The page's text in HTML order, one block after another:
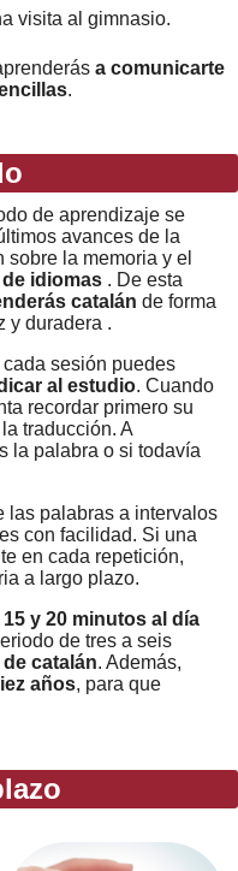
visita al gimnasio.
a comunicarte
.
de aprendizaje se
avances de la
sobre la memoria y el
idiomas . De esta
catalán de forma
y duradera .
sesión puedes
al estudio. Cuando
recordar primero su
traducción. A
la palabra o si todavía
las palabras a intervalos
con facilidad. Si una
en cada repetición,
a largo plazo.
15 y 20 minutos al día
de tres a seis
catalán. Además,
años, para que